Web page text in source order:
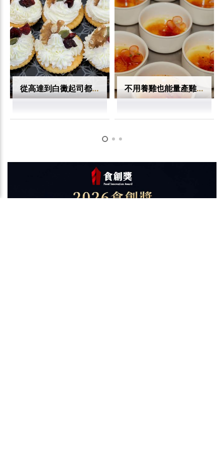
從高達到白黴起司都能做！畜試所建立4大類起司技術 國產鮮乳加工再升級 不用養雞也能量產雞蛋蛋白！美國精準發酵蛋白2027年供應量將增5倍